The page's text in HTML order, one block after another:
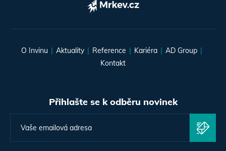
O Invinu Aktuality Reference Kariéra
AD Group
Kontakt
Přihlašte se k odběru novinek